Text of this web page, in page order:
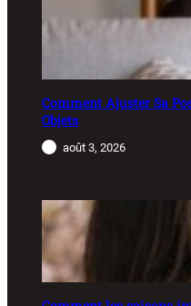
Comment Ajuster Sa
Objets
août 3, 2026